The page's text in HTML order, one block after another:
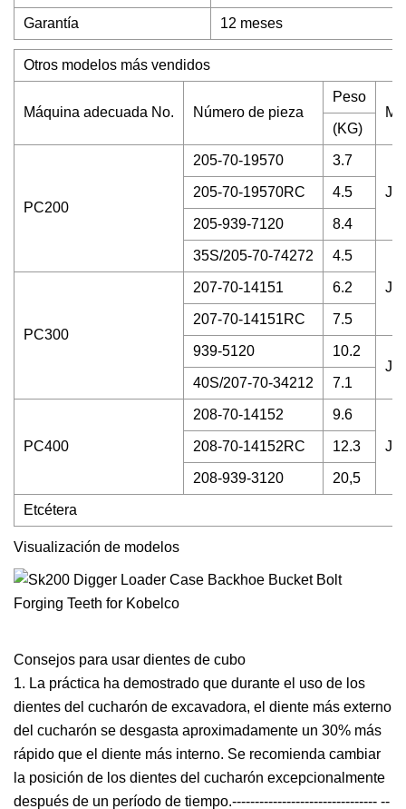
Garantía 12 meses
Otros modelos más vendidos
Máquina adecuada No. Número de pieza
Peso
(KG)
PC200
205-70-19570 3.7
205-70-19570RC 4.5
205-939-7120 8.4
35S/205-70-74272 4.5
PC300
207-70-14151 6.2
207-70-14151RC 7.5
939-5120
10.2
40S/207-70-34212
7.1
PC400
208-70-14152 9.6
208-70-14152RC 12.3
208-939-3120 20,5
Etcétera
Visualización de modelos
Consejos para usar dientes de cubo
1. La práctica ha demostrado que durante el uso de los
dientes del cucharón de excavadora, el diente más externo
del cucharón se desgasta aproximadamente un 30% más
rápido que el diente más interno. Se recomienda cambiar
la posición de los dientes del cucharón excepcionalmente
después de un período de tiempo.-------------------------------- --